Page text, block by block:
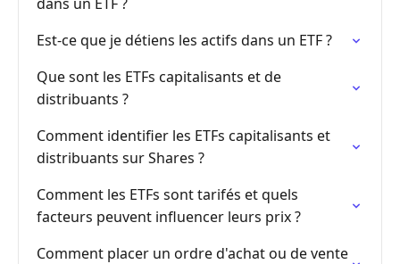
Est-ce que je détiens les actifs dans un ETF ?
Que sont les ETFs capitalisants et de
distribuants ?
Comment identifier les ETFs capitalisants et
distribuants sur Shares ?
Comment les ETFs sont tarifés et quels
facteurs peuvent influencer leurs prix ?
Comment placer un ordre d'achat ou de vente